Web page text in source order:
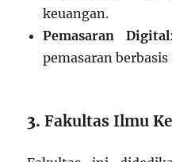
keuangan.
Pemasaran Digital
pemasaran
3.Fakultas Ilmu